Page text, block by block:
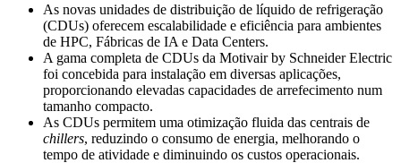
As novas unidades de distribuição de líquido de refrigeração
(CDUs) oferecem escalabilidade e eficiência para ambientes
de HPC, Fábricas de IA e Data Centers.
A gama completa de CDUs da Motivair by Schneider Electric
foi concebida para instalação em diversas aplicações,
proporcionando elevadas capacidades de arrefecimento num
tamanho compacto.
As CDUs permitem uma otimização fluida das centrais de
chillers, reduzindo o consumo de energia, melhorando o
tempo de atividade e diminuindo os custos operacionais.